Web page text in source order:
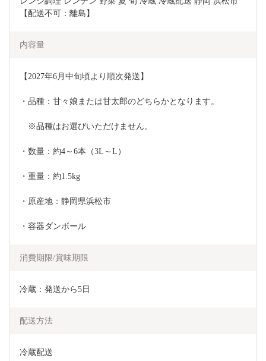
【配送不可：離島】
内容量
【2027年6月中旬頃より順次発送】
・品種：甘々娘または甘太郎のどちらかとなります。
※品種はお選びいただけません。
・数量：約4～6本（3L～L）
・重量：約1.5kg
・原産地：静岡県浜松市
・容器ダンボール
消費期限/賞味期限
冷蔵：発送から5日
配送方法
冷蔵配送